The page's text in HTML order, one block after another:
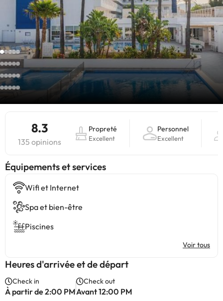
8.3
135 opinions
Propreté
Excellent
Personnel
Excellent
​Équipements et services
Wifi et Internet
Spa et bien-être
Piscines
Voir tous
Heures d'arrivée et de départ
Check in
À partir de 2:00 PM
Check out
Avant 12:00 PM